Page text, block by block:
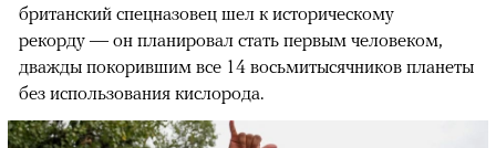
британский спецназовец шел к историческому
рекорду — он планировал стать первым человеком,
дважды покорившим все 14 восьмитысячников планеты
без использования кислорода.